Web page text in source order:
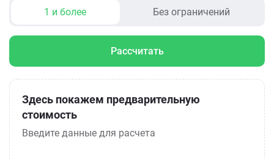
1 и более Без ограничений
Рассчитать
Здесь покажем предварительную
стоимость
Введите данные для расчета